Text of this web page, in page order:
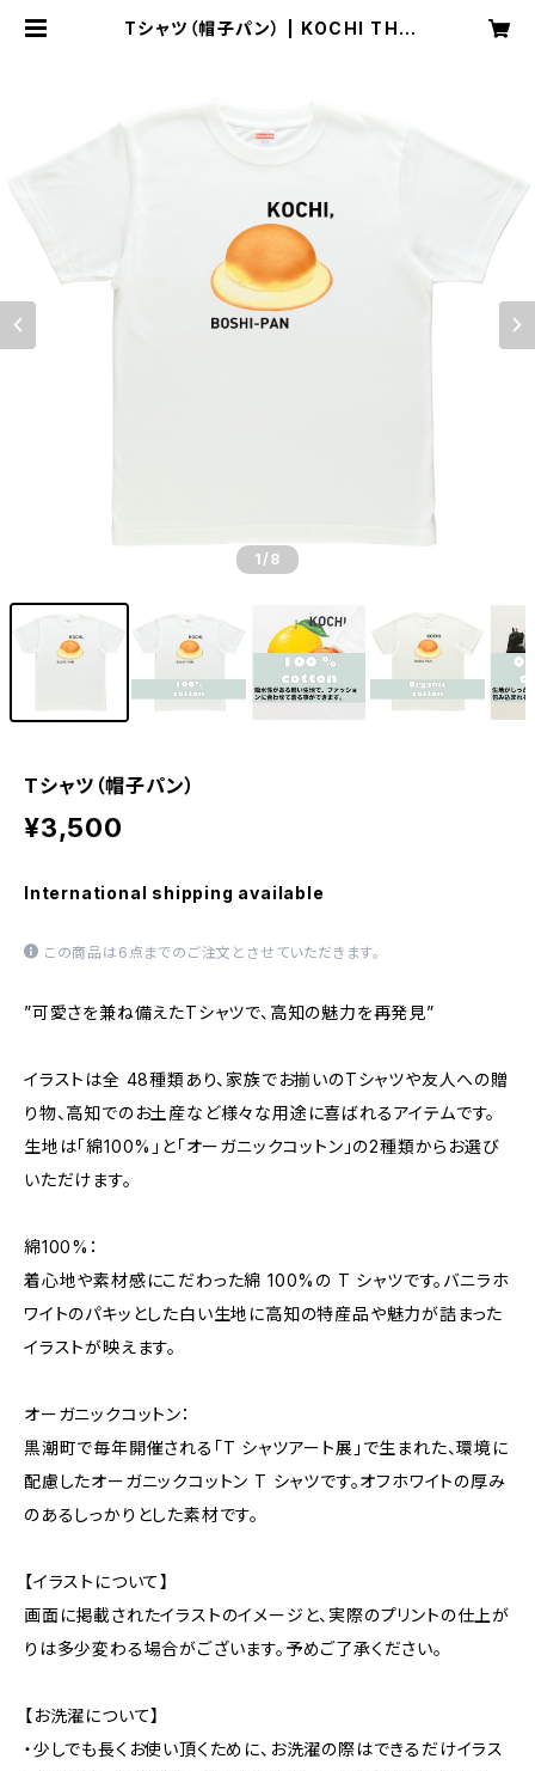
Tシャツ（帽子パン） | KOCHI THE
1 /8
Tシャツ（帽子パン）
¥3,500
International shipping available
この商品は6点までのご注文とさせていただきます。
”可愛さを兼ね備えたTシャツで、高知の魅力を再発見”
イラストは全 48種類あり、家族でお揃いのTシャツや友人への贈
り物、高知でのお土産など様々な用途に喜ばれるアイテムです。
生地は「綿100%」と「オーガニックコットン」の2種類からお選び
いただけます。
綿100%：
着心地や素材感にこだわった綿 100%の T シャツです。バニラホ
ワイトのパキッとした白い生地に高知の特産品や魅力が詰まった
イラストが映えます。
オーガニックコットン：
黒潮町で毎年開催される「T シャツアート展」で生まれた、環境に
配慮したオーガニックコットン T シャツです。オフホワイトの厚み
のあるしっかりとした素材です。
【イラストについて】
画面に掲載されたイラストのイメージと、実際のプリントの仕上が
りは多少変わる場合がございます。予めご了承ください。
【お洗濯について】
・少しでも長くお使い頂くために、お洗濯の際はできるだけイラス